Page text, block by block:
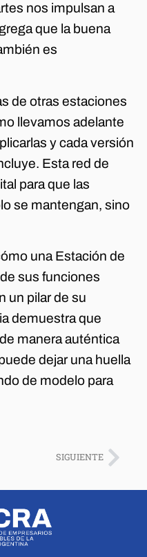
nos impulsan a
que la buena
es
de otras estaciones
llevamos adelante
y cada versión
Esta red de
para que las
se mantengan, sino
una Estación de
sus funciones
un pilar de su
demuestra que
manera auténtica
dejar una huella
de modelo para
SIGUIENTE